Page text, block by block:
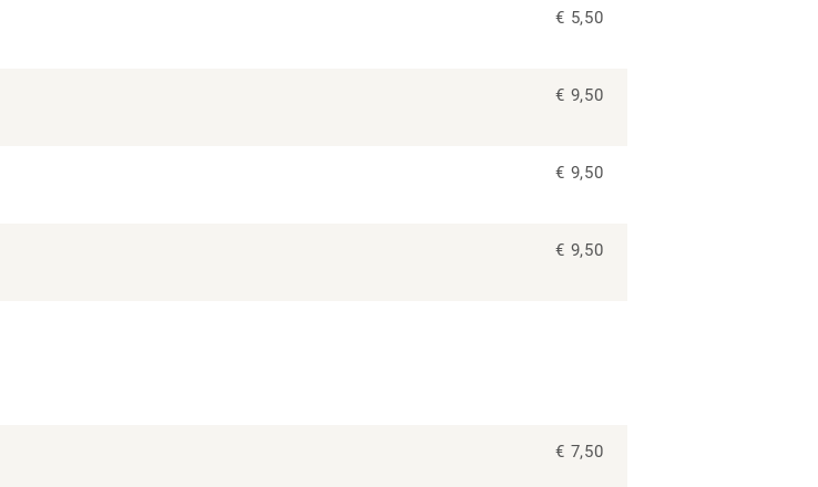
€ 5,50
€ 9,50
€ 9,50
€ 9,50
€ 7,50